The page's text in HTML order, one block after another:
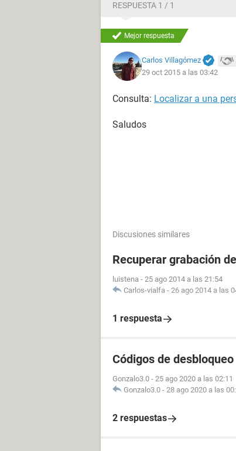
RESPUESTA 1 / 1
Mejor respuesta
Carlos Villagómez
29 oct 2015 a las 03:42
Consulta: Localizar a una
Saludos
Discusiones similares
Recuperar grabación
luistena - 25 ago 2014 a las 21:54
Carlos-vialfa - 26 ago 2014 a las
1 respuesta
Códigos de desbloqueo
Gonzalo3.0 - 25 ago 2020 a las 02:11
Gonzalo3.0 - 28 ago 2020 a las
2 respuestas